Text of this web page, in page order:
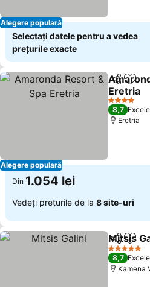
Alegere populară
Selectați datele pentru a vedea
prețurile exacte
Alegere populară
Distribuiți
Eretria
Vedeți
4 Stele
8,7
Eretria
Din 1.054 lei
Vedeți prețurile de la 8 site-uri
Distribuiți
Mitsis
5 Stele
8,7
Kamena